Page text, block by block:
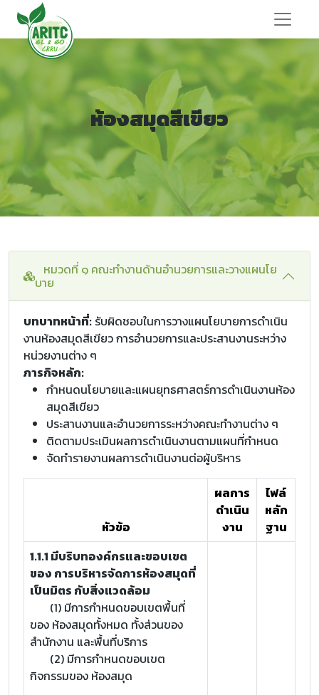
ห้องสมุดสีเขียว
บาย
บทบาทหน้าที่: รับผิดชอบในการวางแผนโยบายการดำเนิน
งานห้องสมุดสีเขียว การอำนวยการและประสานงานระหว่าง
หน่วยงานต่าง ๆ
ภารกิจหลัก:
กำหนดนโยบายและแผนยุทธศาสตร์การดำเนินงานห้อง
สมุดสีเขียว
ประสานงานและอำนวยการระหว่างคณะทำงานต่าง ๆ
ติดตามประเมินผลการดำเนินงานตามแผนที่กำหนด
จัดทำรายงานผลการดำเนินงานต่อผู้บริหาร
หัวข้อ
ผลการ
ดำเนิน
งาน
ไฟล์
หลัก
ฐาน
1.1.1 มีบริบทองค์กรและขอบเขต
ของ การบริหารจัดการห้องสมุดที่
เป็นมิตร กับสิ่งแวดล้อม
(1) มีการกำหนดขอบเขตพื้นที่
ของ ห้องสมุดทั้งหมด ทั้งส่วนของ
สำนักงาน และพื้นที่บริการ
(2) มีการกำหนดขอบเขต
กิจกรรมของ ห้องสมุด